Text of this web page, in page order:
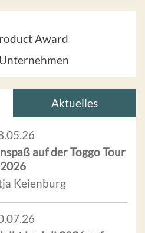
Award
Aktuelles
auf der Toggo Tour
2026
Keienburg